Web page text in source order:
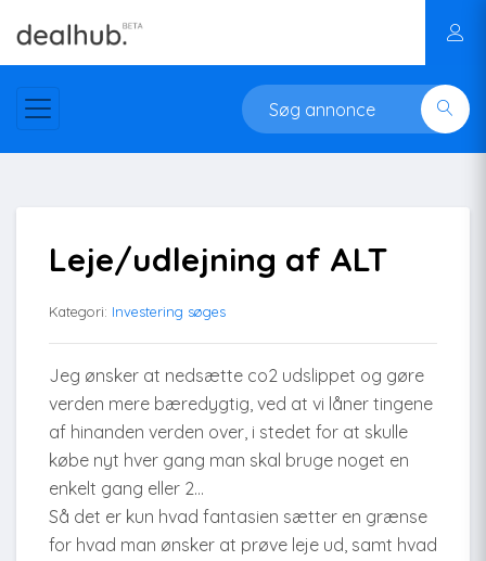
Leje/udlejning af ALT
Kategori: Investering søges
Jeg ønsker at nedsætte co2 udslippet og gøre
verden mere bæredygtig, ved at vi låner tingene
af hinanden verden over, i stedet for at skulle
købe nyt hver gang man skal bruge noget en
enkelt gang eller 2…
Så det er kun hvad fantasien sætter en grænse
for hvad man ønsker at prøve leje ud, samt hvad